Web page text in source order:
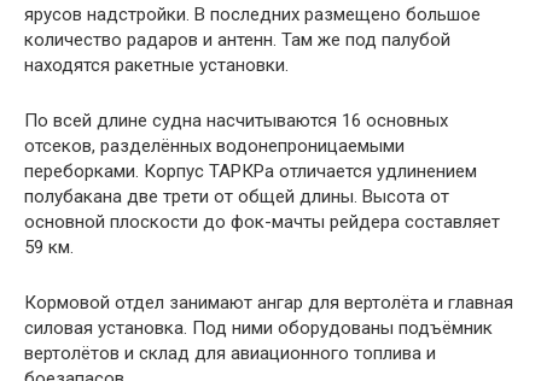
ярусов надстройки. В последних размещено большое
количество радаров и антенн. Там же под палубой
находятся ракетные установки.
По всей длине судна насчитываются 16 основных
отсеков, разделённых водонепроницаемыми
переборками. Корпус ТАРКРа отличается удлинением
полубакана две трети от общей длины. Высота от
основной плоскости до фок-мачты рейдера составляет
59 км.
Кормовой отдел занимают ангар для вертолёта и главная
силовая установка. Под ними оборудованы подъёмник
вертолётов и склад для авиационного топлива и